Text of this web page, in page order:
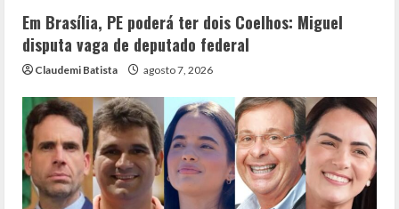
Em Brasília, PE poderá ter dois Coelhos: Miguel
disputa vaga de deputado federal
Claudemi Batista agosto 7, 2026